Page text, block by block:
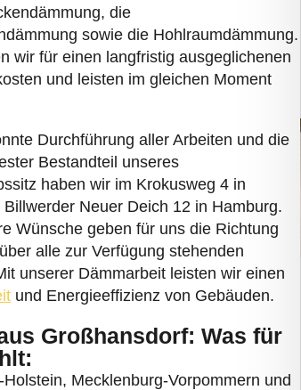
die
sowie die Hohlraumdämmung.
wir für einen langfristig ausgeglichenen
und leisten im gleichen Moment
Durchführung aller Arbeiten und die
Bestandteil unseres
haben wir im Krokusweg 4 in
Neuer Deich 12 in Hamburg.
Wünsche geben für uns die Richtung
alle zur Verfügung stehenden
unserer Dämmarbeit leisten wir einen
und Energieeffizienz von Gebäuden.
Großhansdorf: Was für
Mecklenburg-Vorpommern und